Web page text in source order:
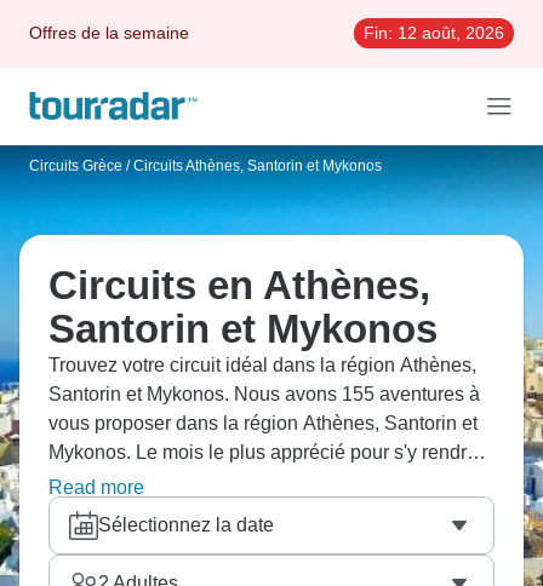
Offres de la semaine Fin: 12 août, 2026
Circuits Grèce / Circuits Athènes, Santorin et Mykonos
Circuits en Athènes,
Santorin et Mykonos
Trouvez votre circuit idéal dans la région Athènes,
Santorin et Mykonos. Nous avons 155 aventures à
vous proposer dans la région Athènes, Santorin et
Mykonos. Le mois le plus apprécié pour s'y rendre
est Septembre, c'est-à-dire le mois qui compte le
plus grand nombre de départs.
Read more
Sélectionnez la date